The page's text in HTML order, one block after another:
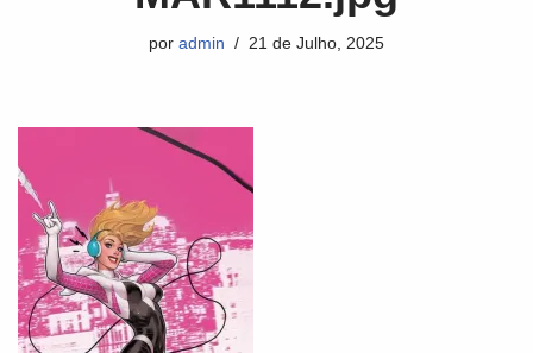
por admin 21 de Julho, 2025